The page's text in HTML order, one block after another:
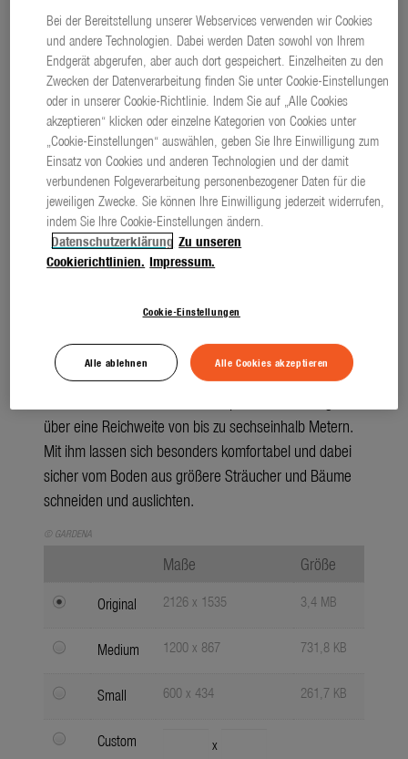
Frühling
Sommer
Herbst
Winter
Unternehmen
Themen
Über uns
Über Gardena
Pressekontakt
Dateien
Vorsicht, Astbruch – erste Hilfe bei
Sturmschäden(. jpg )
Der GARDENA Baum- und Strauchschneider StarCut
über eine Reichweite von bis zu sechseinhalb Metern.
Mit ihm lassen sich besonders komfortabel und dabei
sicher vom Boden aus größere Sträucher und Bäume
schneiden und auslichten.
© GARDENA
Maße Größe
Original 2126 x 1535 3,4 MB
Medium 1200 x 867 731,8 KB
Small 600 x 434 261,7 KB
Custom x
Bei der Bereitstellung unserer Webservices verwenden wir Cookies
und andere Technologien. Dabei werden Daten sowohl von Ihrem
Endgerät abgerufen, aber auch dort gespeichert. Einzelheiten zu den
Zwecken der Datenverarbeitung finden Sie unter Cookie-Einstellungen
oder in unserer Cookie-Richtlinie. Indem Sie auf „Alle Cookies
akzeptieren“ klicken oder einzelne Kategorien von Cookies unter
„Cookie-Einstellungen“ auswählen, geben Sie Ihre Einwilligung zum
Einsatz von Cookies und anderen Technologien und der damit
verbundenen Folgeverarbeitung personenbezogener Daten für die
jeweiligen Zwecke. Sie können Ihre Einwilligung jederzeit widerrufen,
indem Sie Ihre Cookie-Einstellungen ändern.
Datenschutzerklärung Zu unseren
Cookierichtlinien. Impressum.
Cookie-Einstellungen
Alle ablehnen Alle Cookies akzeptieren